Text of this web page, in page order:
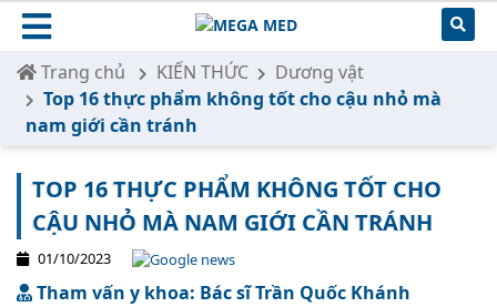
Trang chủ KIẾN THỨC
Dương vật
Top 16 thực phẩm không tốt cho cậu nhỏ mà
nam giới cần tránh
TOP 16 THỰC PHẨM KHÔNG TỐT CHO
CẬU NHỎ MÀ NAM GIỚI CẦN TRÁNH
01/10/2023
Tham vấn y khoa: Bác sĩ Trần Quốc Khánh